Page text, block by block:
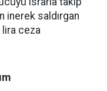
inerek saldırgan
ceza